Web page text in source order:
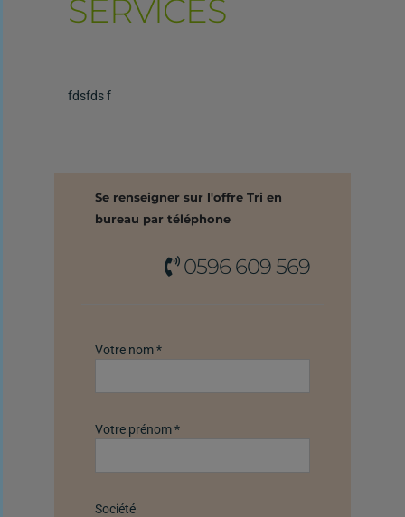
SERVICES
fdsfds f
Se renseigner sur l'offre Tri en
bureau par téléphone
0596 609 569
Votre nom *
Votre prénom *
Société